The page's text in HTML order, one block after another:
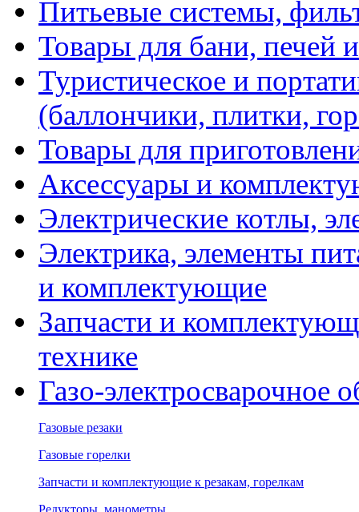
Питьевые системы,
Товары для бани, печей
Туристическое и
(баллончики, плитки,
Товары для
Аксессуары и
Электрические котлы,
Электрика, элементы
и комплектующие
Запчасти и
технике
Газо-электросварочное
Газовые резаки
Газовые горелки
Запчасти и комплектующие к резакам, горелкам